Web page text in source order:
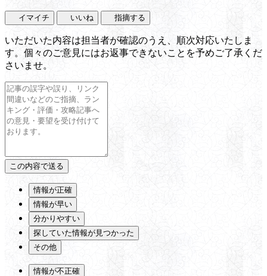
イマイチ いいね 指摘する
いただいた内容は担当者が確認のうえ、順次対応いたしま
す。個々のご意見にはお返事できないことを予めご了承くだ
さいませ。
情報が正確
情報が早い
分かりやすい
探していた情報が見つかった
その他
情報が不正確